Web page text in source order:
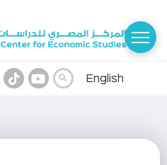
English